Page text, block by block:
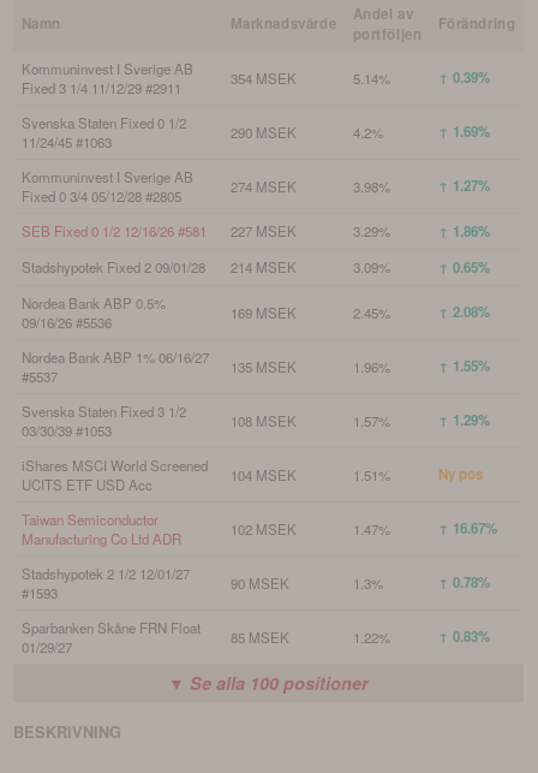
Namn Marknadsvärde
Andel av
portföljen
Förändring
Kommuninvest I Sverige AB
Fixed 3 1/4 11/12/29 #2911
354 MSEK 5.14% ↑ 0.39%
Svenska Staten Fixed 0 1/2
11/24/45 #1063
290 MSEK 4.2% ↑ 1.69%
Kommuninvest I Sverige AB
Fixed 0 3/4 05/12/28 #2805
274 MSEK 3.98% ↑ 1.27%
SEB Fixed 0 1/2 12/16/26 #581 227 MSEK 3.29% ↑ 1.86%
Stadshypotek Fixed 2 09/01/28 214 MSEK 3.09% ↑ 0.65%
Nordea Bank ABP 0.5%
09/16/26 #5536
169 MSEK 2.45% ↑ 2.08%
Nordea Bank ABP 1% 06/16/27
#5537
135 MSEK 1.96% ↑ 1.55%
Svenska Staten Fixed 3 1/2
03/30/39 #1053
108 MSEK 1.57% ↑ 1.29%
iShares MSCI World Screened
UCITS ETF USD Acc
104 MSEK 1.51% Ny pos
Taiwan Semiconductor
Manufacturing Co Ltd ADR
102 MSEK 1.47% ↑ 16.67%
Stadshypotek 2 1/2 12/01/27
#1593
90 MSEK 1.3% ↑ 0.78%
Sparbanken Skåne FRN Float
01/29/27
85 MSEK 1.22% ↑ 0.83%
▼ Se alla 100 positioner
BESKRIVNING